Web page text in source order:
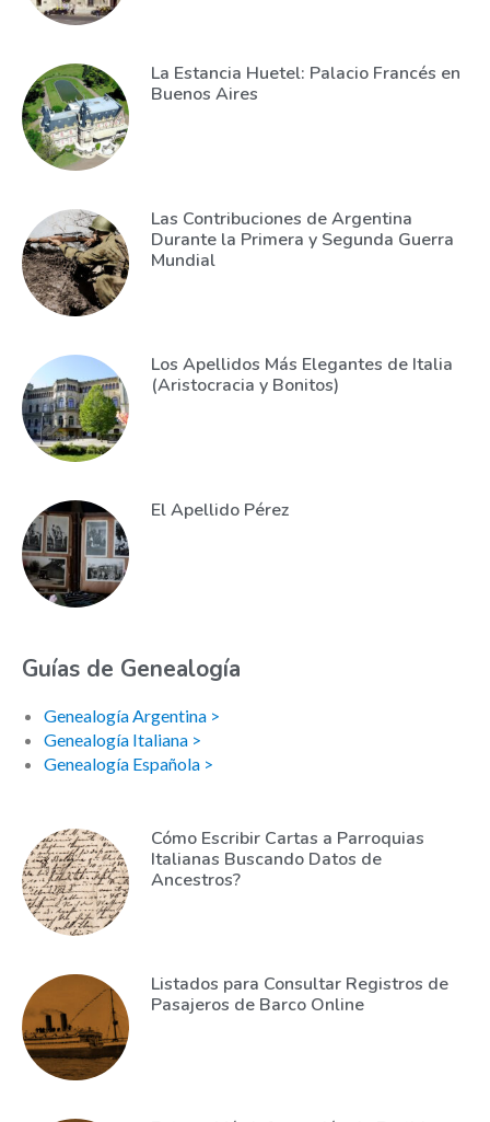
La Estancia Huetel: Palacio Francés en
Buenos Aires
Las Contribuciones de Argentina
Durante la Primera y Segunda Guerra
Mundial
Los Apellidos Más Elegantes de Italia
(Aristocracia y Bonitos)
El Apellido Pérez
Guías de Genealogía
Genealogía Argentina >
Genealogía Italiana >
Genealogía Española >
Cómo Escribir Cartas a Parroquias
Italianas Buscando Datos de
Ancestros?
Listados para Consultar Registros de
Pasajeros de Barco Online